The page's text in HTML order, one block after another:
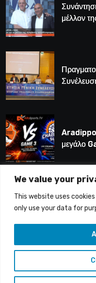
We value your
This website uses
only use your data for
μέλλον
μεγάλο
LIVE |
Copyright © 2015-26